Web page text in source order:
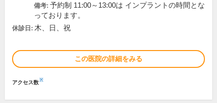
備考: 予約制 11:00～13:00は インプラントの時間とな
っております。
休診日: 木、日、祝
この医院の詳細をみる
アクセス数※